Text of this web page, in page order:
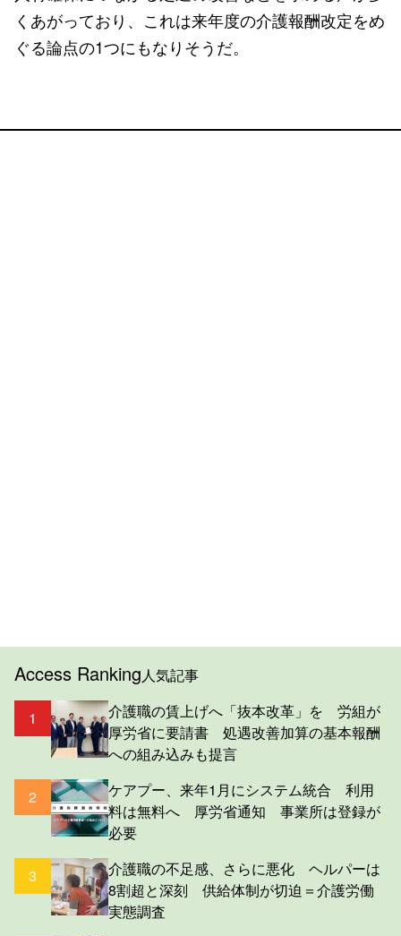
くあがっており、これは来年度の介護報酬改定をめ
ぐる論点の1つにもなりそうだ。
Access Ranking人気記事
1
介護職の賃上げへ「抜本改革」を 労組が
厚労省に要請書 処遇改善加算の基本報酬
への組み込みも提言
2
ケアプー、来年1月にシステム統合 利用
料は無料へ 厚労省通知 事業所は登録が
必要
3
介護職の不足感、さらに悪化 ヘルパーは
8割超と深刻 供給体制が切迫＝介護労働
実態調査